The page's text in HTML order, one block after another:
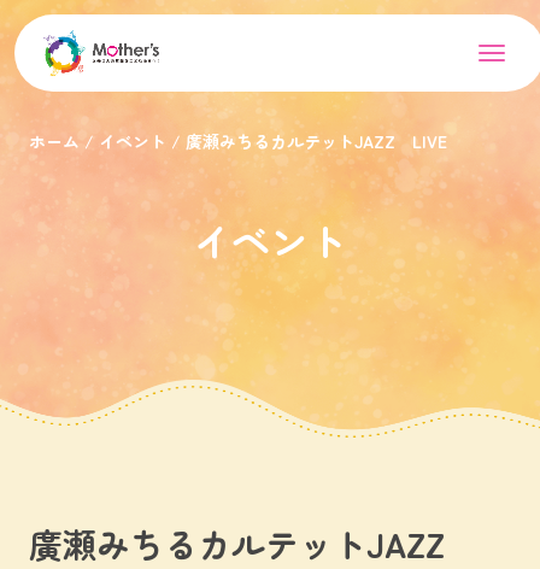
ホーム イベント 廣瀬みちるカルテットJAZZ LIVE
イベント
廣瀬みちるカルテットJAZZ